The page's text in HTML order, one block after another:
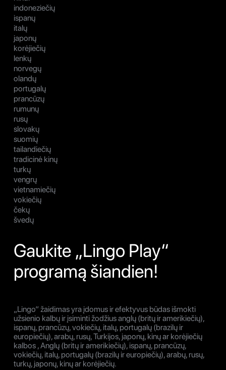
indoneziečių
ispanų
italų
japonų
korėjiečių
lenkų
norvegų
olandų
portugalų
prancūzų
rumunų
rusų
slovakų
suomių
tailandiečių
tradicinė kinų
turkų
vengrų
vietnamiečių
vokiečių
čekų
švedų
Gaukite „Lingo Play“
programą šiandien!
„Lingo“ žaidimas yra įdomus ir efektyvus būdas išmokti
užsienio kalbų ir įsiminti žodžius anglų (britų ir amerikiečių),
ispanų, prancūzų, vokiečių, italų, portugalų (brazilų ir
europiečių), arabų, rusų, Turkijos, japonų, kinų ar korėjiečių
kalbos , Anglų (britų ir amerikiečių), ispanų, prancūzų,
vokiečių, italų, portugalų (brazilų ir europiečių), arabų, rusų,
turkų, japonų, kinų ar korėjiečių.